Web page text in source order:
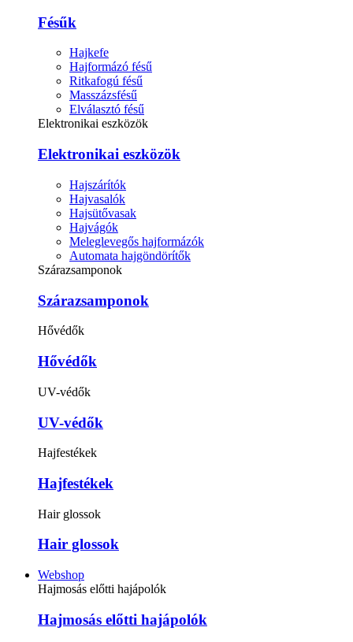
Fésűk
Hajkefe
Hajformázó fésű
Ritkafogú fésű
Masszázsfésű
Elválasztó fésű
Elektronikai eszközök
Elektronikai eszközök
Hajszárítók
Hajvasalók
Hajsütővasak
Hajvágók
Meleglevegős hajformázók
Automata hajgöndörítők
Szárazsamponok
Szárazsamponok
Hővédők
Hővédők
UV-védők
UV-védők
Hajfestékek
Hajfestékek
Hair glossok
Hair glossok
Webshop
Hajmosás előtti hajápolók
Hajmosás előtti hajápolók